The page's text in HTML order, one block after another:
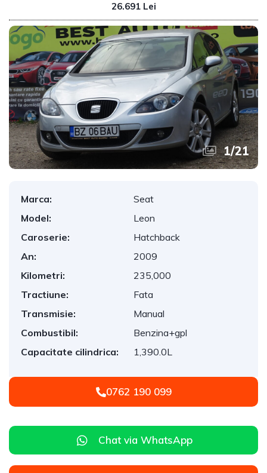
26.691 Lei
1/21
Marca:
Seat
Model:
Leon
Caroserie:
Hatchback
An:
2009
Kilometri:
235,000
Tractiune:
Fata
Transmisie:
Manual
Combustibil:
Benzina+gpl
Capacitate cilindrica:
1,390.0L
0762 190 099
Chat via WhatsApp